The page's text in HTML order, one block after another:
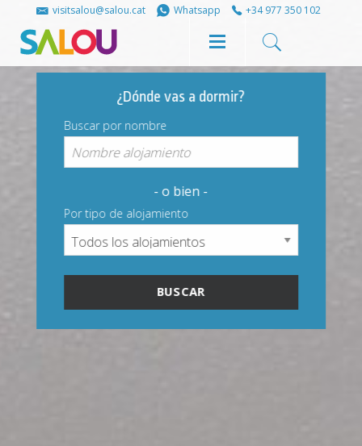
Share
on
Facebook
Share
on
Twitter
visitsalou@salou.cat Whatsapp +34 977 350 102
¿Dónde vas a dormir?
Buscar por nombre
- o bien -
Por tipo de alojamiento